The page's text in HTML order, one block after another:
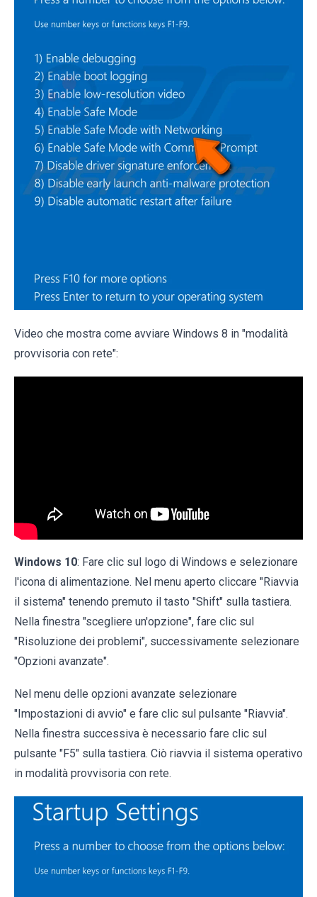
Video che mostra come avviare Windows 8 in "modalità
provvisoria con rete":
Windows 10: Fare clic sul logo di Windows e selezionare
l'icona di alimentazione. Nel menu aperto cliccare "Riavvia
il sistema" tenendo premuto il tasto "Shift" sulla tastiera.
Nella finestra "scegliere un'opzione", fare clic sul
"Risoluzione dei problemi", successivamente selezionare
"Opzioni avanzate".
Nel menu delle opzioni avanzate selezionare
"Impostazioni di avvio" e fare clic sul pulsante "Riavvia".
Nella finestra successiva è necessario fare clic sul
pulsante "F5" sulla tastiera. Ciò riavvia il sistema operativo
in modalità provvisoria con rete.